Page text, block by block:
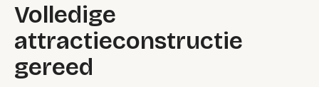
Volledige
attractieconstructie
gereed